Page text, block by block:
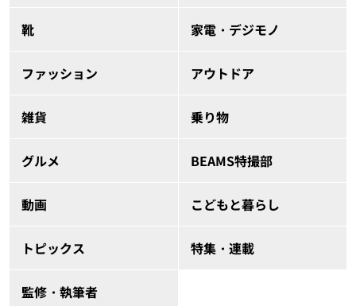
靴 家電・デジモノ
ファッション アウトドア
雑貨 乗り物
グルメ BEAMS特撮部
動画 こどもと暮らし
トピックス 特集・連載
監修・執筆者